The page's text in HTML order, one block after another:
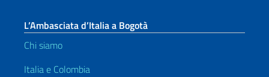
L’Ambasciata d’Italia a Bogotà
Chi siamo
Italia e Colombia